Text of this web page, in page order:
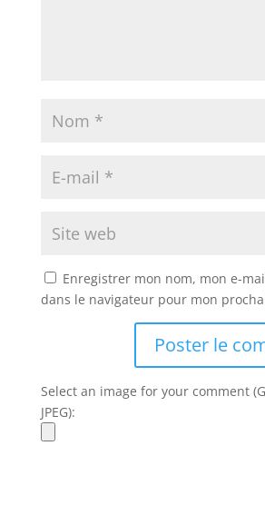
Enregistrer mon nom, mon e-
dans le navigateur pour mon
Select an image for your comment
JPEG):